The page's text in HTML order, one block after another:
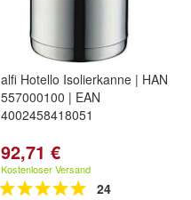
alfi Hotello Isolierkanne | HAN
557000100 | EAN
4002458418051
92,71 €
Kostenloser Versand
24